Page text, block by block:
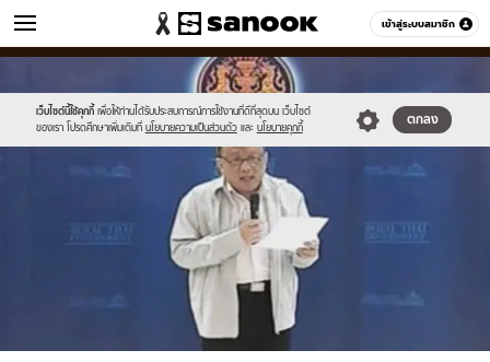
เข้าสู่ระบบสมาชิก
ข่าว หมวดอื่นๆ
เว็บไซต์นี้ใช้คุกกี้ เพื่อให้ท่านได้รับประสบการณ์การใช้งานที่ดีที่สุดบน เว็บไซต์
ของเรา โปรดศึกษาเพิ่มเติมที่ นโยบายความเป็นส่วนตัว และ นโยบายคุกกี้
ตกลง
//s.isanook.com/sr/0/images/logo-
new-
sanook.png
//s.isanook.com/ns/0/ud/270/1353985/7458.jpg